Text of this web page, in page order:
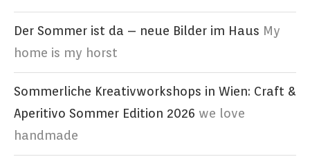
Der Sommer ist da – neue Bilder im Haus My
home is my horst
Sommerliche Kreativworkshops in Wien: Craft &
Aperitivo Sommer Edition 2026 we love
handmade